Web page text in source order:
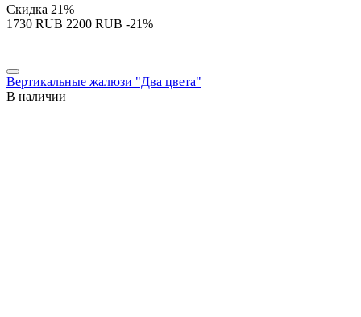
Скидка 21%
‍1730‍ RUB ‍2200‍ RUB -21%
Вертикальные жалюзи "Два цвета"
В наличии